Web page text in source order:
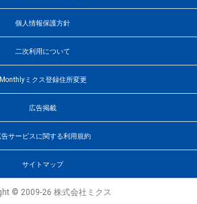
個人情報保護方針
二次利用について
Monthlyミクス登録住所変更
広告掲載
告サービスに関する利用規約
サイトマップ
© 2009-26 株式会社ミクス